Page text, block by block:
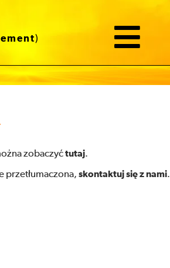
)
zobaczyćtutaj.
przetłumaczona, skontaktuj się z nami.